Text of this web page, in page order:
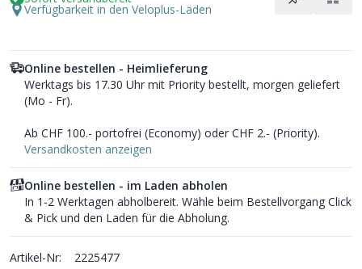
Verfügbarkeit in den Veloplus-Läden
Online bestellen - Heimlieferung
Werktags bis 17.30 Uhr mit Priority bestellt, morgen geliefert
(Mo - Fr).
Ab CHF 100.- portofrei (Economy) oder CHF 2.- (Priority).
Versandkosten anzeigen
Online bestellen - im Laden abholen
In 1-2 Werktagen abholbereit. Wähle beim Bestellvorgang Click
& Pick und den Laden für die Abholung.
Artikel-Nr: 2225477